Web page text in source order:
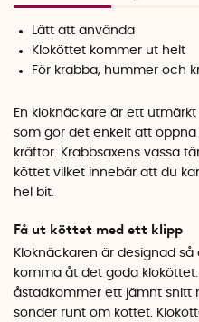
Lätt att använda
Kloköttet kommer ut helt
För krabba, hummer och
En kloknäckare är ett
som gör det enkelt att
kräftor. Krabbsaxens vassa
köttet vilket innebär att du
hel bit.
Få ut köttet med ett klipp
Kloknäckaren är designad
komma åt det goda
åstadkommer ett jämnt snitt
sönder runt om köttet.